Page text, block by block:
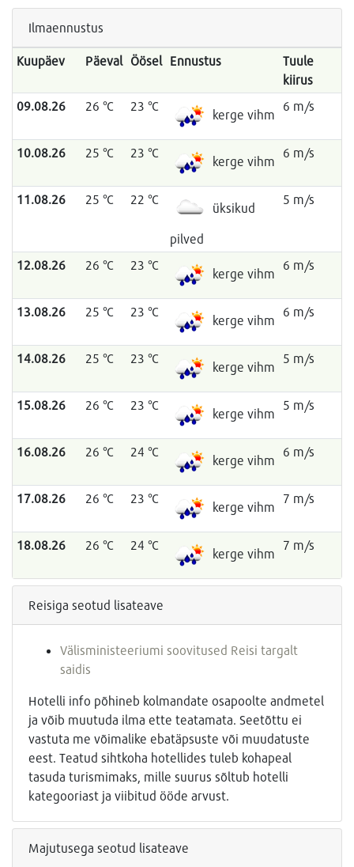
Ilmaennustus
Kuupäev Päeval Öösel Ennustus
Tuule
kiirus
09.08.26
26 °C 23 °C
kerge vihm
6 m/s
10.08.26 25 °C 23 °C
kerge vihm
6 m/s
11.08.26 25 °C 22 °C
üksikud
pilved
5 m/s
12.08.26 26 °C 23 °C
kerge vihm
6 m/s
13.08.26 25 °C 23 °C
kerge vihm
6 m/s
14.08.26 25 °C 23 °C
kerge vihm
5 m/s
15.08.26 26 °C 23 °C
kerge vihm
5 m/s
16.08.26 26 °C 24 °C
kerge vihm
6 m/s
17.08.26 26 °C 23 °C
kerge vihm
7 m/s
18.08.26 26 °C 24 °C
kerge vihm
7 m/s
Reisiga seotud lisateave
Välisministeeriumi soovitused Reisi targalt
saidis
Hotelli info põhineb kolmandate osapoolte andmetel
ja võib muutuda ilma ette teatamata. Seetõttu ei
vastuta me võimalike ebatäpsuste või muudatuste
eest. Teatud sihtkoha hotellides tuleb kohapeal
tasuda turismimaks, mille suurus sõltub hotelli
kategooriast ja viibitud ööde arvust.
Majutusega seotud lisateave